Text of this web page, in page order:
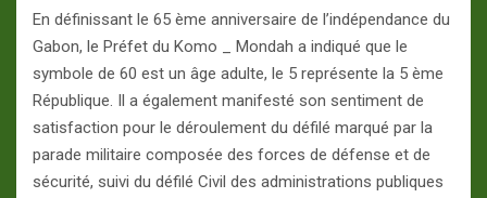
En définissant le 65 ème anniversaire de l’indépendance du
Gabon, le Préfet du Komo _ Mondah a indiqué que le
symbole de 60 est un âge adulte, le 5 représente la 5 ème
République. Il a également manifesté son sentiment de
satisfaction pour le déroulement du défilé marqué par la
parade militaire composée des forces de défense et de
sécurité, suivi du défilé Civil des administrations publiques